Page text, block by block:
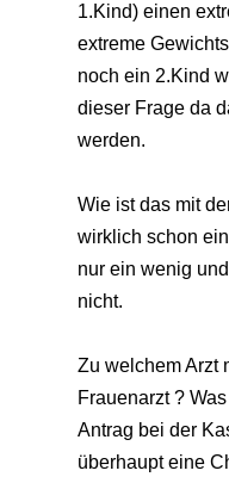
1.Kind) einen
extreme
noch ein 2.Kind
dieser Frage da
werden.
Wie ist das mit
wirklich schon
nur ein wenig
nicht.
Zu welchem Arzt
Frauenarzt ?
Antrag bei der
überhaupt eine